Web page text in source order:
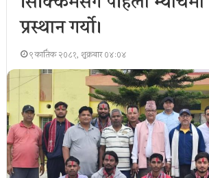
प्रस्थान गर्यो।
९ कार्तिक २०८१, शुक्रबार ०४:०४